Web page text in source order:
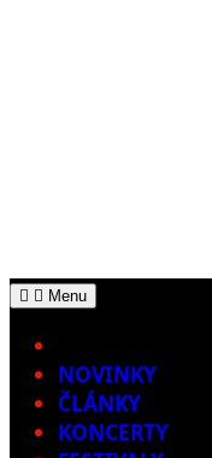
Menu
NOVINKY
ČLÁNKY
KONCERTY